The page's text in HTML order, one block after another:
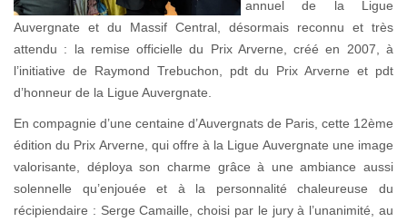
annuel de la Ligue
Auvergnate et du Massif Central, désormais reconnu et très
attendu : la remise officielle du Prix Arverne, créé en 2007, à
l’initiative de Raymond Trebuchon, pdt du Prix Arverne et pdt
d’honneur de la Ligue Auvergnate.
En compagnie d’une centaine d’Auvergnats de Paris, cette 12ème
édition du Prix Arverne, qui offre à la Ligue Auvergnate une image
valorisante, déploya son charme grâce à une ambiance aussi
solennelle qu’enjouée et à la personnalité chaleureuse du
récipiendaire : Serge Camaille, choisi par le jury à l’unanimité, au